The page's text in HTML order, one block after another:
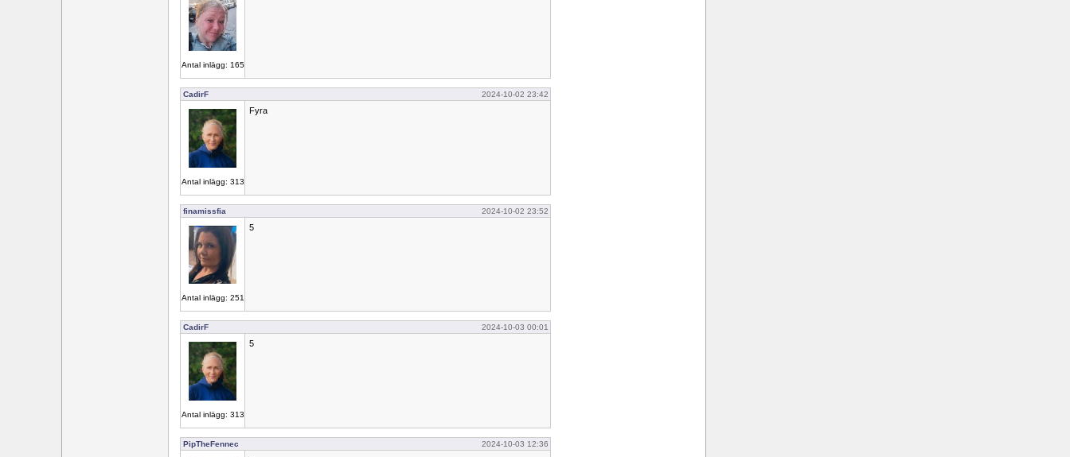
Antal inlägg: 165
CadirF 2024-10-02 23:42
Antal inlägg: 313
Fyra
finamissfia 2024-10-02 23:52
Antal inlägg: 251
5
CadirF 2024-10-03 00:01
Antal inlägg: 313
5
PipTheFennec 2024-10-03 12:36